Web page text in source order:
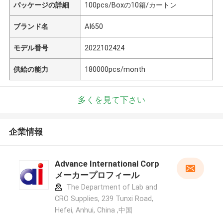
パッケージの詳細 100pcs/Boxの10箱/カートン
ブランド名 AI650
モデル番号 2022102424
供給の能力 180000pcs/month
多くを見て下さい
企業情報
Advance International Corp
メーカープロフィール
The Department of Lab and
CRO Supplies, 239 Tunxi Road,
Hefei, Anhui, China ,中国